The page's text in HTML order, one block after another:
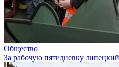
Общество
За рабочую пятидневку